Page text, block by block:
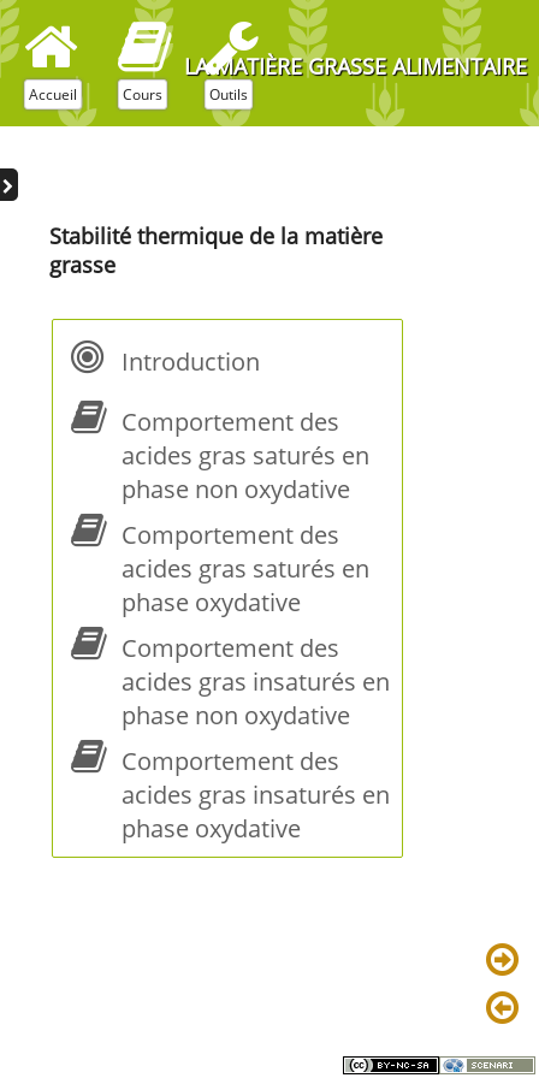
LA MATIÈRE GRASSE ALIMENTAIRE
Cours Outils
Stabilité thermique de la matière
grasse
Introduction
Comportement des
acides gras saturés en
phase non oxydative
Comportement des
acides gras saturés en
phase oxydative
Comportement des
acides gras insaturés en
phase non oxydative
Comportement des
acides gras insaturés en
phase oxydative
Accueil